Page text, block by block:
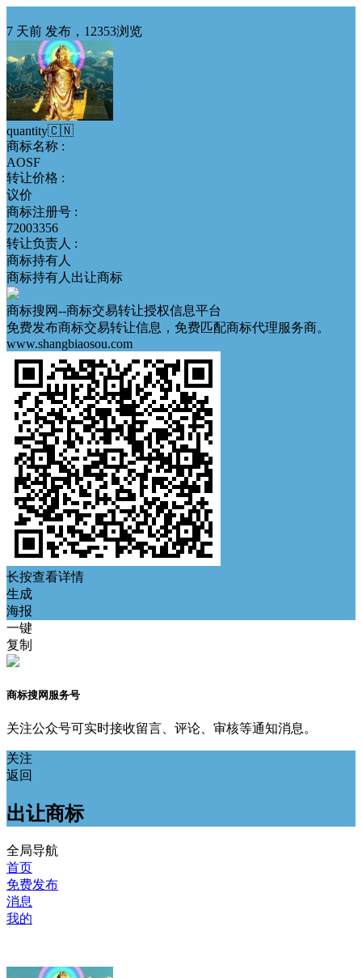
7 天前 发布，12353浏览
quantity🇨🇳
商标名称 :
AOSF
转让价格 :
议价
商标注册号 :
72003356
转让负责人 :
商标持有人
商标持有人出让商标
商标搜网--商标交易转让授权信息平台
免费发布商标交易转让信息，免费匹配商标代理服务商。
www.shangbiaosou.com
长按查看详情
生成
海报
一键
复制
商标搜网服务号
关注公众号可实时接收留言、评论、审核等通知消息。
关注
返回
出让商标
全局导航
首页
免费发布
消息
我的